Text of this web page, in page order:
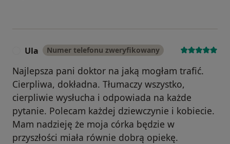
Ula Numer telefonu zweryfikowany
Najlepsza pani doktor na jaką mogłam trafić.
Cierpliwa, dokładna. Tłumaczy wszystko,
cierpliwie wysłucha i odpowiada na każde
pytanie. Polecam każdej dziewczynie i kobiecie.
Mam nadzieję że moja córka będzie w
przyszłości miała równie dobrą opiekę.